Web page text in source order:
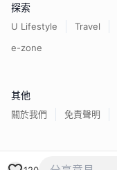
探索
U Lifestyle Travel
e-zone
其他
關於我們 免責聲明